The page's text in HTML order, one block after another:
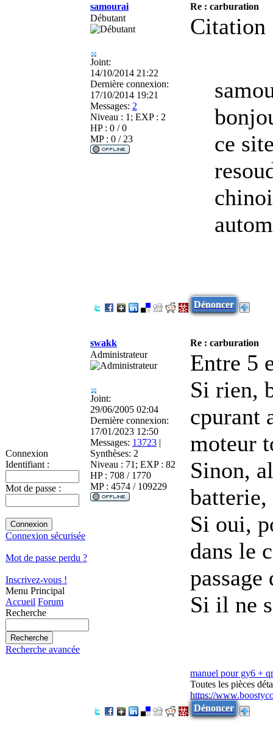
Connexion
Identifiant :
Mot de passe :
Connexion sécurisée
Mot de passe perdu ?
Inscrivez-vous !
Menu Principal
Accueil Forum
Recherche
Recherche avancée
samourai
Re : carburation
Débutant
Joint:
14/10/2014 21:22
Dernière connexion:
17/10/2014 19:21
Messages: 2
Niveau : 1; EXP : 2
HP : 0 / 0
MP : 0 / 23
Citation
ce
Dénoncer
swakk
Re : carburation
Administrateur
Joint:
29/06/2005 02:04
Dernière connexion:
17/01/2023 12:50
Messages: 13723 |
Synthèses: 2
Niveau : 71; EXP : 82
HP : 708 / 1770
MP : 4574 / 109229
Entre 5
Si rien,
cpurant
moteur
Sinon,
Si oui,
dans le
Si il ne
manuel pour gy6 +
Toutes les pièces
https://
Dénoncer